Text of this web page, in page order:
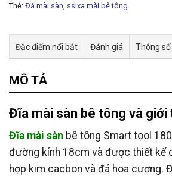
Thẻ: Đá mài sàn ssixa mài bê tông
Đặc điểm nổi bật Đánh giá Thông
MÔ TẢ
Đĩa mài sàn bê tông và giới
Đĩa mài sàn bê tông Smart tool
đường kính 18cm và được thiết kế
hợp kim cacbon và đá hoa cương.